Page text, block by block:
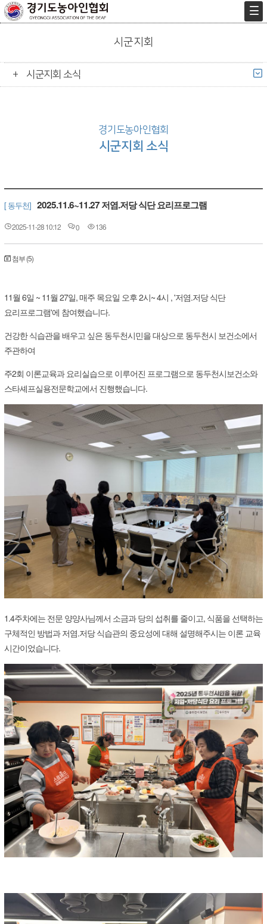
시군지회
시군지회 소식
경기도농아인협회
시군지회 소식
[ 동두천] 2025.11.6~11.27 저염.저당 식단 요리프로그램
2025-11-28 10:12 0 136
첨부 (5)
11월 6일 ~ 11월 27일, 매주 목요일 오후 2시~ 4시 , '저염.저당 식단
요리프로그램'에 참여했습니다.
건강한 식습관을 배우고 싶은 동두천시민을 대상으로 동두천시 보건소에서
주관하여
주2회 이론교육과 요리실습으로 이루어진 프로그램으로 동두천시보건소와
스타셰프실용전문학교에서 진행했습니다.
1.4주차에는 전문 양양사님께서 소금과 당의 섭취를 줄이고, 식품을 선택하는
구체적인 방법과 저염.저당 식습관의 중요성에 대해 설명해주시는 이론 교육
시간이었습니다.